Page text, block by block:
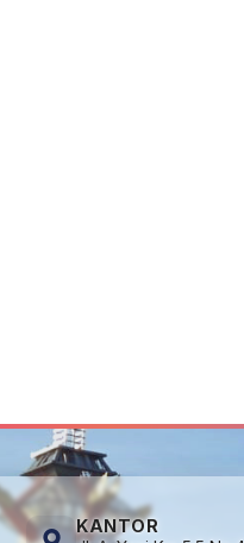
KANTOR